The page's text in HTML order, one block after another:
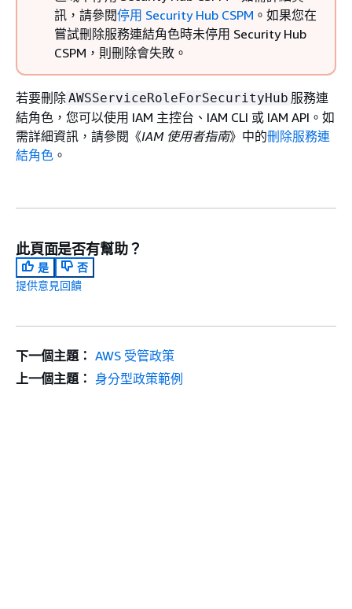
訊，請參閱停用 Security Hub CSPM 。如果您在
嘗試刪除服務連結角色時未停用 Security Hub
CSPM，則刪除會失敗。
若要刪除AWSServiceRoleForSecurityHub 服務連
結角色，您可以使用 IAM 主控台、IAM CLI 或 IAM API。如
需詳細資訊，請參閱《IAM 使用者指南》中的刪除服務連
結角色 。
此頁面是否有幫助？
是
否
提供意見回饋
下一個主題： AWS 受管政策
上一個主題： 身分型政策範例